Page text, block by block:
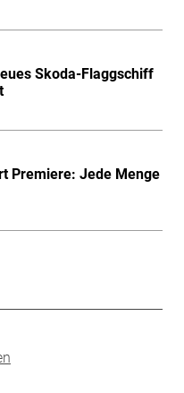
Skoda-Flaggschiff
Premiere: Jede Menge